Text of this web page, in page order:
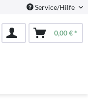
Service/Hilfe
0,00 € *